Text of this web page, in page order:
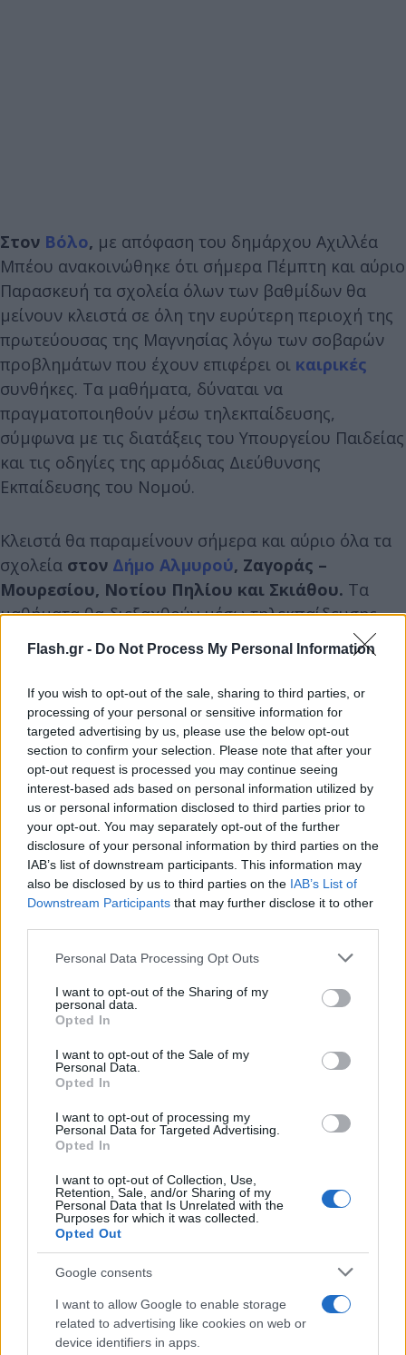
Flash.gr - Do Not Process My Personal Information
If you wish to opt-out of the sale, sharing to third parties, or
processing of your personal or sensitive information for
targeted advertising by us, please use the below opt-out
section to confirm your selection. Please note that after your
opt-out request is processed you may continue seeing
interest-based ads based on personal information utilized by
us or personal information disclosed to third parties prior to
your opt-out. You may separately opt-out of the further
disclosure of your personal information by third parties on the
IAB’s list of downstream participants. This information may
also be disclosed by us to third parties on the IAB’s List of
Downstream Participants that may further disclose it to other
Please note that this website/app uses one or more Google
not limited to your visit or usage behaviour. You may click to
grant or deny consent to Google and its third-party tags to
use your data for below specified purposes in below Google
consent section.
Personal Data Processing Opt Outs
I want to opt-out of the Sharing of my
personal data.
Opted In
I want to opt-out of the Sale of my
Personal Data.
Opted In
I want to opt-out of processing my
Personal Data for Targeted Advertising.
Opted In
I want to opt-out of Collection, Use,
Retention, Sale, and/or Sharing of my
Personal Data that Is Unrelated with the
Purposes for which it was collected.
Opted Out
Google consents
I want to allow Google to enable storage
related to advertising like cookies on web or
device identifiers in apps.
Στον Βόλο, με απόφαση του δημάρχου Αχιλλέα
Μπέου ανακοινώθηκε ότι σήμερα Πέμπτη και αύριο
Παρασκευή τα σχολεία όλων των βαθμίδων θα
μείνουν κλειστά σε όλη την ευρύτερη περιοχή της
πρωτεύουσας της Μαγνησίας λόγω των σοβαρών
προβλημάτων που έχουν επιφέρει οι καιρικές
συνθήκες. Τα μαθήματα, δύναται να
πραγματοποιηθούν μέσω τηλεκπαίδευσης,
σύμφωνα με τις διατάξεις του Υπουργείου Παιδείας
και τις οδηγίες της αρμόδιας Διεύθυνσης
Εκπαίδευσης του Νομού.
Κλειστά θα παραμείνουν σήμερα και αύριο όλα τα
σχολεία στον Δήμο Αλμυρού, Ζαγοράς –
Μουρεσίου, Νοτίου Πηλίου και Σκιάθου. Τα
μαθήματα θα διεξαχθούν μέσω τηλεκπαίδευσης,
εφόσον αυτό είναι εφικτό.
Τα σχολείαστον Δήμο
Παλαμά Καρδίτσας
τελικώς θα παραμείνουν κλειστά σήμερα και αύριο,
σύμφωνα με ανακοίνωση του Δήμου Παλαμά το
βράδυ της Τετάρτης (27/09).